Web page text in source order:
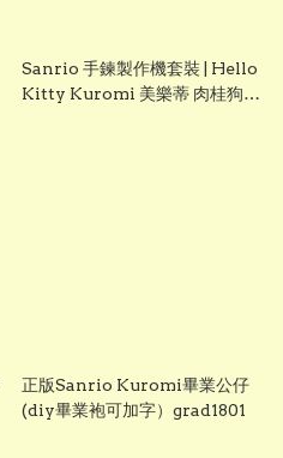
Sanrio 手鍊製作機套裝 | Hello
Kitty Kuromi 美樂蒂 肉桂狗
正版Sanrio Kuromi畢業公仔
(diy畢業袍可加字）grad1801